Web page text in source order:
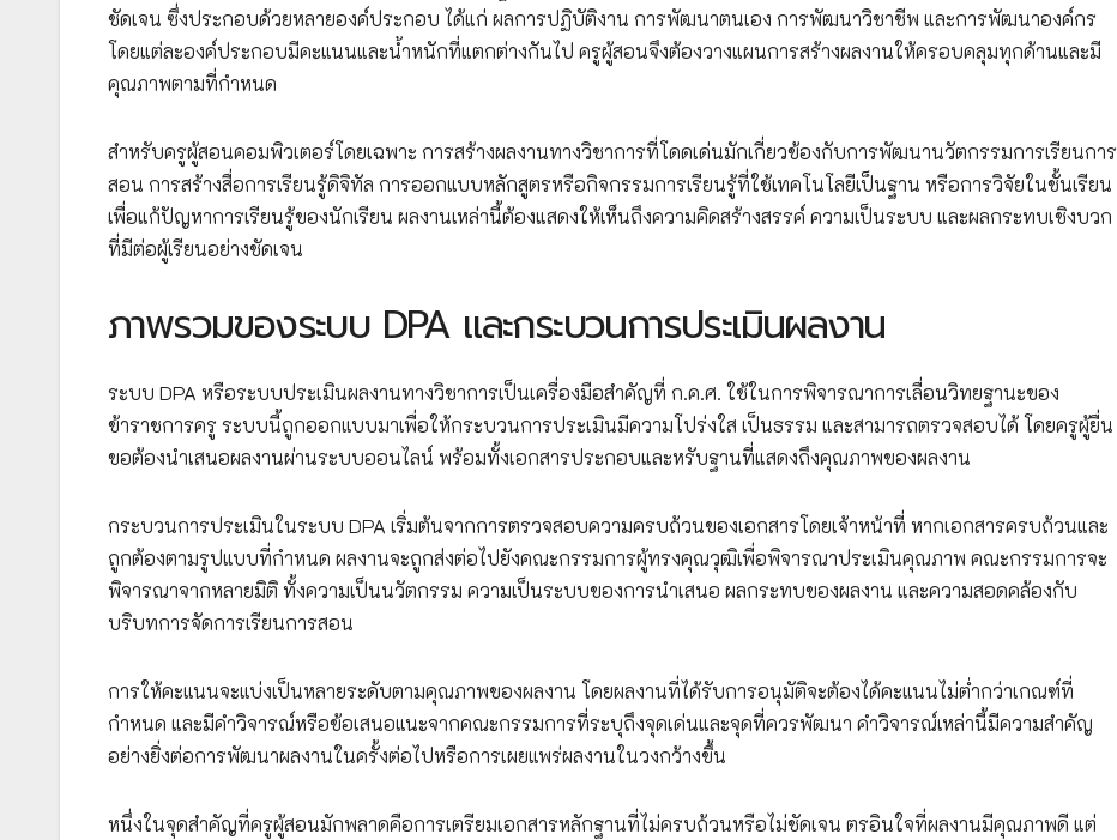
ชัดเจน ซึ่งประกอบด้วยหลายองค์ประกอบ ได้แก่ ผลการปฏิบัติงาน การพัฒนาตนเอง การพัฒนาวิชาชีพ และการพัฒนาองค์กร
โดยแต่ละองค์ประกอบมีคะแนนและน้ำหนักที่แตกต่างกันไป ครูผู้สอนจึงต้องวางแผนการสร้างผลงานให้ครอบคลุมทุกด้านและมี
คุณภาพตามที่กำหนด
สำหรับครูผู้สอนคอมพิวเตอร์โดยเฉพาะ การสร้างผลงานทางวิชาการที่โดดเด่นมักเกี่ยวข้องกับการพัฒนานวัตกรรมการเรียนการ
สอน การสร้างสื่อการเรียนรู้ดิจิทัล การออกแบบหลักสูตรหรือกิจกรรมการเรียนรู้ที่ใช้เทคโนโลยีเป็นฐาน หรือการวิจัยในชั้นเรียน
เพื่อแก้ปัญหาการเรียนรู้ของนักเรียน ผลงานเหล่านี้ต้องแสดงให้เห็นถึงความคิดสร้างสรรค์ ความเป็นระบบ และผลกระทบเชิงบวก
ที่มีต่อผู้เรียนอย่างชัดเจน
ภาพรวมของระบบ DPA และกระบวนการประเมินผลงาน
ระบบ DPA หรือระบบประเมินผลงานทางวิชาการเป็นเครื่องมือสำคัญที่ ก.ค.ศ. ใช้ในการพิจารณาการเลื่อนวิทยฐานะของ
ข้าราชการครู ระบบนี้ถูกออกแบบมาเพื่อให้กระบวนการประเมินมีความโปร่งใส เป็นธรรม และสามารถตรวจสอบได้ โดยครูผู้ยื่น
ขอต้องนำเสนอผลงานผ่านระบบออนไลน์ พร้อมทั้งเอกสารประกอบและหรับฐานที่แสดงถึงคุณภาพของผลงาน
กระบวนการประเมินในระบบ DPA เริ่มต้นจากการตรวจสอบความครบถ้วนของเอกสารโดยเจ้าหน้าที่ หากเอกสารครบถ้วนและ
ถูกต้องตามรูปแบบที่กำหนด ผลงานจะถูกส่งต่อไปยังคณะกรรมการผู้ทรงคุณวุฒิเพื่อพิจารณาประเมินคุณภาพ คณะกรรมการจะ
พิจารณาจากหลายมิติ ทั้งความเป็นนวัตกรรม ความเป็นระบบของการนำเสนอ ผลกระทบของผลงาน และความสอดคล้องกับ
บริบทการจัดการเรียนการสอน
การให้คะแนนจะแบ่งเป็นหลายระดับตามคุณภาพของผลงาน โดยผลงานที่ได้รับการอนุมัติจะต้องได้คะแนนไม่ต่ำกว่าเกณฑ์ที่
กำหนด และมีคำวิจารณ์หรือข้อเสนอแนะจากคณะกรรมการที่ระบุถึงจุดเด่นและจุดที่ควรพัฒนา คำวิจารณ์เหล่านี้มีความสำคัญ
อย่างยิ่งต่อการพัฒนาผลงานในครั้งต่อไปหรือการเผยแพร่ผลงานในวงกว้างขึ้น
หนึ่งในจุดสำคัญที่ครูผู้สอนมักพลาดคือการเตรียมเอกสารหลักฐานที่ไม่ครบถ้วนหรือไม่ชัดเจน ตรอินใจที่ผลงานมีคุณภาพดี แต่